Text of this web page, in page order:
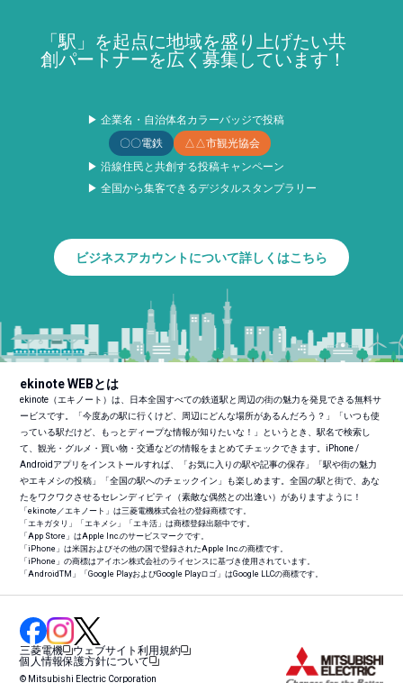
「駅」を起点に地域を盛り上げたい共
創パートナーを広く募集しています！
▶ 企業名・自治体名カラーバッジで投稿
〇〇電鉄
△△市観光協会
▶ 沿線住民と共創する投稿キャンペーン
▶ 全国から集客できるデジタルスタンプラリー
ビジネスアカウントについて詳しくはこちら
ekinote WEBとは
ekinote（エキノート）は、日本全国すべての鉄道駅と周辺の街の魅力を発見できる無料サ
ービスです。「今度あの駅に行くけど、周辺にどんな場所があるんだろう？」「いつも使
っている駅だけど、もっとディープな情報が知りたいな！」というとき、駅名で検索し
て、観光・グルメ・買い物・交通などの情報をまとめてチェックできます。iPhone /
Androidアプリをインストールすれば、「お気に入りの駅や記事の保存」「駅や街の魅力
やエキメシの投稿」「全国の駅へのチェックイン」も楽しめます。全国の駅と街で、あな
たをワクワクさせるセレンディピティ（素敵な偶然との出逢い）がありますように！
「ekinote／エキノート」は三菱電機株式会社の登録商標です。
「エキガタリ」「エキメシ」「エキ活」は商標登録出願中です。
「App Store」はApple Inc.のサービスマークです。
「iPhone」は米国およびその他の国で登録されたApple Inc.の商標です。
「iPhone」の商標はアイホン株式会社のライセンスに基づき使用されています。
「AndroidTM 」「Google PlayおよびGoogle Playロゴ」はGoogle LLCの商標です。
三菱電機
ウェブサイト利用規約
個人情報保護方針について
© Mitsubishi Electric Corporation